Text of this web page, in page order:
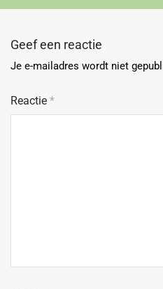
Geef een reactie
Je e-mailadres wordt niet
Reactie *